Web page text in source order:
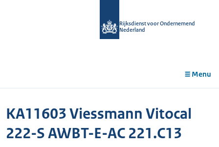
Rijksdienst voor Ondernemend
Nederland
Menu
KA11603 Viessmann Vitocal
222-S AWBT-E-AC 221.C13